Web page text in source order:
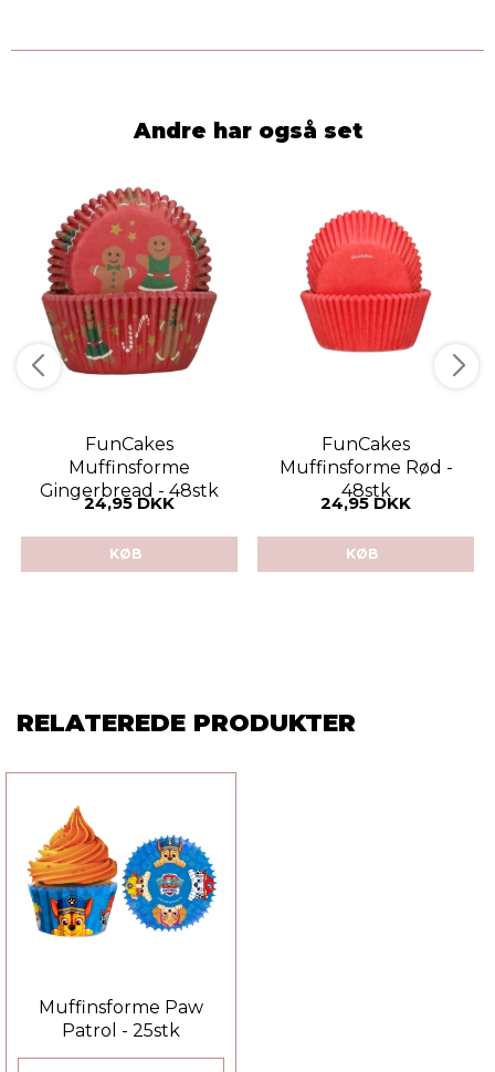
Andre har også set
FunCakes
Muffinsforme
Gingerbread - 48stk
24,95 DKK
KØB
FunCakes
Muffinsforme Rød -
48stk
24,95 DKK
KØB
RELATEREDE PRODUKTER
Muffinsforme Paw
Patrol - 25stk